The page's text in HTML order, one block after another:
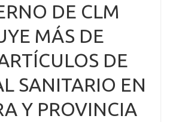
DE CLM
MÁS DE
DE
SANITARIO EN
Y PROVINCIA